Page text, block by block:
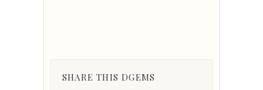
SHARE THIS DGEMS